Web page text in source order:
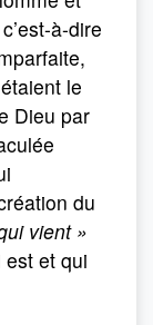
à-dire
le
Dieu par
du
vient »
est et qui